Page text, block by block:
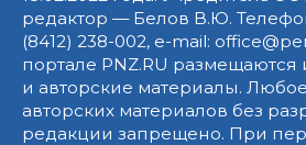
редактор — Белов В.Ю.
(8412) 238-002, e-mail:
портале PNZ.RU
и авторские материалы.
авторских материалов без
редакции запрещено. При